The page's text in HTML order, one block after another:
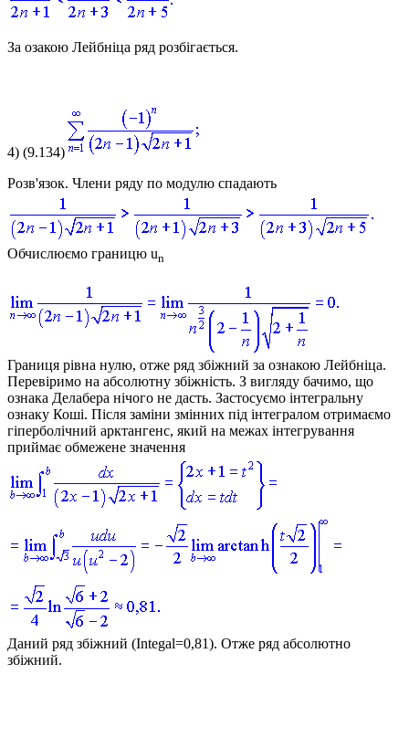
За озакою Лейбніца ряд розбігається.
4) (9.134)
Розв'язок. Члени ряду по модулю спадають
Обчислюємо границю un
Границя рівна нулю, отже ряд збіжний за ознакою Лейбніца.
Перевіримо на абсолютну збіжність. З вигляду бачимо, що
ознака Делабера нічого не дасть. Застосуємо інтегральну
ознаку Коші. Після заміни змінних під інтегралом отримаємо
гіперболічний арктангенс, який на межах інтегрування
приймає обмежене значення
Даний ряд збіжний (Integal=0,81). Отже ряд абсолютно
збіжний.